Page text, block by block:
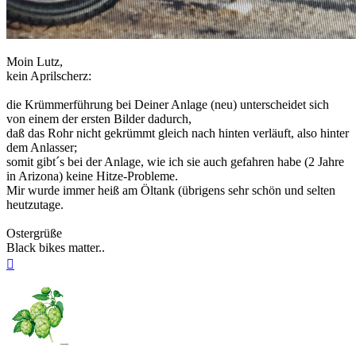
Moin Lutz,
kein Aprilscherz:
die Krümmerführung bei Deiner Anlage (neu) unterscheidet sich
von einem der ersten Bilder dadurch,
daß das Rohr nicht gekrümmt gleich nach hinten verläuft, also hinter
dem Anlasser;
somit gibt´s bei der Anlage, wie ich sie auch gefahren habe (2 Jahre
in Arizona) keine Hitze-Probleme.
Mir wurde immer heiß am Öltank (übrigens sehr schön und selten
heutzutage.
Ostergrüße
Black bikes matter..